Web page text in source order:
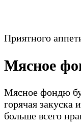
Приятного
Мясное
Мясное фондю
горячая закуска
больше всего